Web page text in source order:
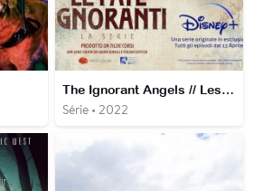
The Ignorant Angels // Les fées Ignorantes
Série • 2022